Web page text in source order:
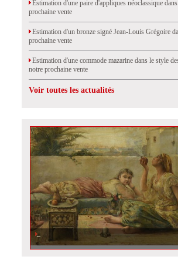
Estimation d'une paire d'appliques néoclassique
prochaine vente
Estimation d'un bronze signé Jean-Louis Grégoire
prochaine vente
Estimation d'une commode mazarine dans le style
notre prochaine vente
Voir toutes les actualités
Estimation d\'un tableau orientaliste de Georges Landelle
prochaine vente à Argent sur Sauldre